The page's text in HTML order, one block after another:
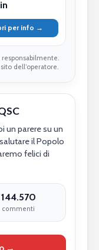
per info →
dell’operatore.
un parere su un
il Popolo
felici di
144.570
commenti